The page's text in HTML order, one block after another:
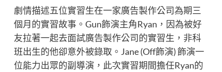
劇情描述五位實習生在一家廣告製作公司為期三
個月的實習故事。Gun飾演主角Ryan，因為被好
友拉著一起去面試廣告製作公司的實習生，非科
班出生的他卻意外被錄取。Jane (Off飾演) 飾演一
位能力出眾的副導演，此次實習期間擔任Ryan的